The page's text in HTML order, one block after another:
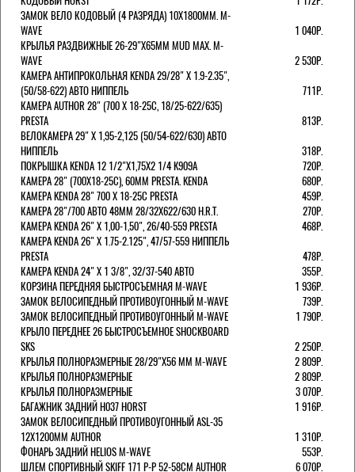
ЗАМОК ВЕЛО КОДОВЫЙ (4 РАЗРЯДА) 10Х1800ММ. M-
WAVE
1 040Р.
КРЫЛЬЯ РАЗДВИЖНЫЕ 26-29"Х65ММ MUD MAX. M-
WAVE
2 530Р.
КАМЕРА АНТИПРОКОЛЬНАЯ KENDA 29/28" Х 1.9-2.35",
(50/58-622) АВТО НИППЕЛЬ
711Р.
КАМЕРА AUTHOR 28" (700 Х 18-25С, 18/25-622/635)
PRESTA
813Р.
ВЕЛОКАМЕРА 29" X 1,95-2,125 (50/54-622/630) АВТО
НИППЕЛЬ
318Р.
ПОКРЫШКА KENDA 12 1/2"Х1,75X2 1/4 K909A
720Р.
КАМЕРА 28" (700Х18-25С), 60ММ PRESTA. KENDA
680Р.
КАМЕРА KENDA 28" 700 Х 18-25С PRESTA
459Р.
КАМЕРА 28"/700 АВТО 48ММ 28/32Х622/630 H.R.T.
270Р.
КАМЕРА KENDA 26" Х 1,00-1,50", 26/40-559 PRESTA
468Р.
КАМЕРА KENDA 26" Х 1.75-2.125", 47/57-559 НИППЕЛЬ
PRESTA
478Р.
КАМЕРА KENDA 24" Х 1 3/8", 32/37-540 АВТО
355Р.
КОРЗИНА ПЕРЕДНЯЯ БЫСТРОСЪЕМНАЯ M-WAVE
1 936Р.
ЗАМОК ВЕЛОСИПЕДНЫЙ ПРОТИВОУГОННЫЙ M-WAVE
739Р.
ЗАМОК ВЕЛОСИПЕДНЫЙ ПРОТИВОУГОННЫЙ M-WAVE
1 790Р.
КРЫЛО ПЕРЕДНЕЕ 26 БЫСТРОСЪЕМНОЕ SHOCKBOARD
SKS
2 250Р.
КРЫЛЬЯ ПОЛНОРАЗМЕРНЫЕ 28/29"Х56 ММ M-WAVE
2 809Р.
КРЫЛЬЯ ПОЛНОРАЗМЕРНЫЕ
2 809Р.
КРЫЛЬЯ ПОЛНОРАЗМЕРНЫЕ
3 070Р.
БАГАЖНИК ЗАДНИЙ H037 HORST
1 916Р.
ЗАМОК ВЕЛОСИПЕДНЫЙ ПРОТИВОУГОННЫЙ ASL-35
12Х1200ММ AUTHOR
1 310Р.
ФОНАРЬ ЗАДНИЙ HELIOS M-WAVE
553Р.
ШЛЕМ СПОРТИВНЫЙ SKIFF 171 Р-Р 52-58СМ AUTHOR
6 070Р.